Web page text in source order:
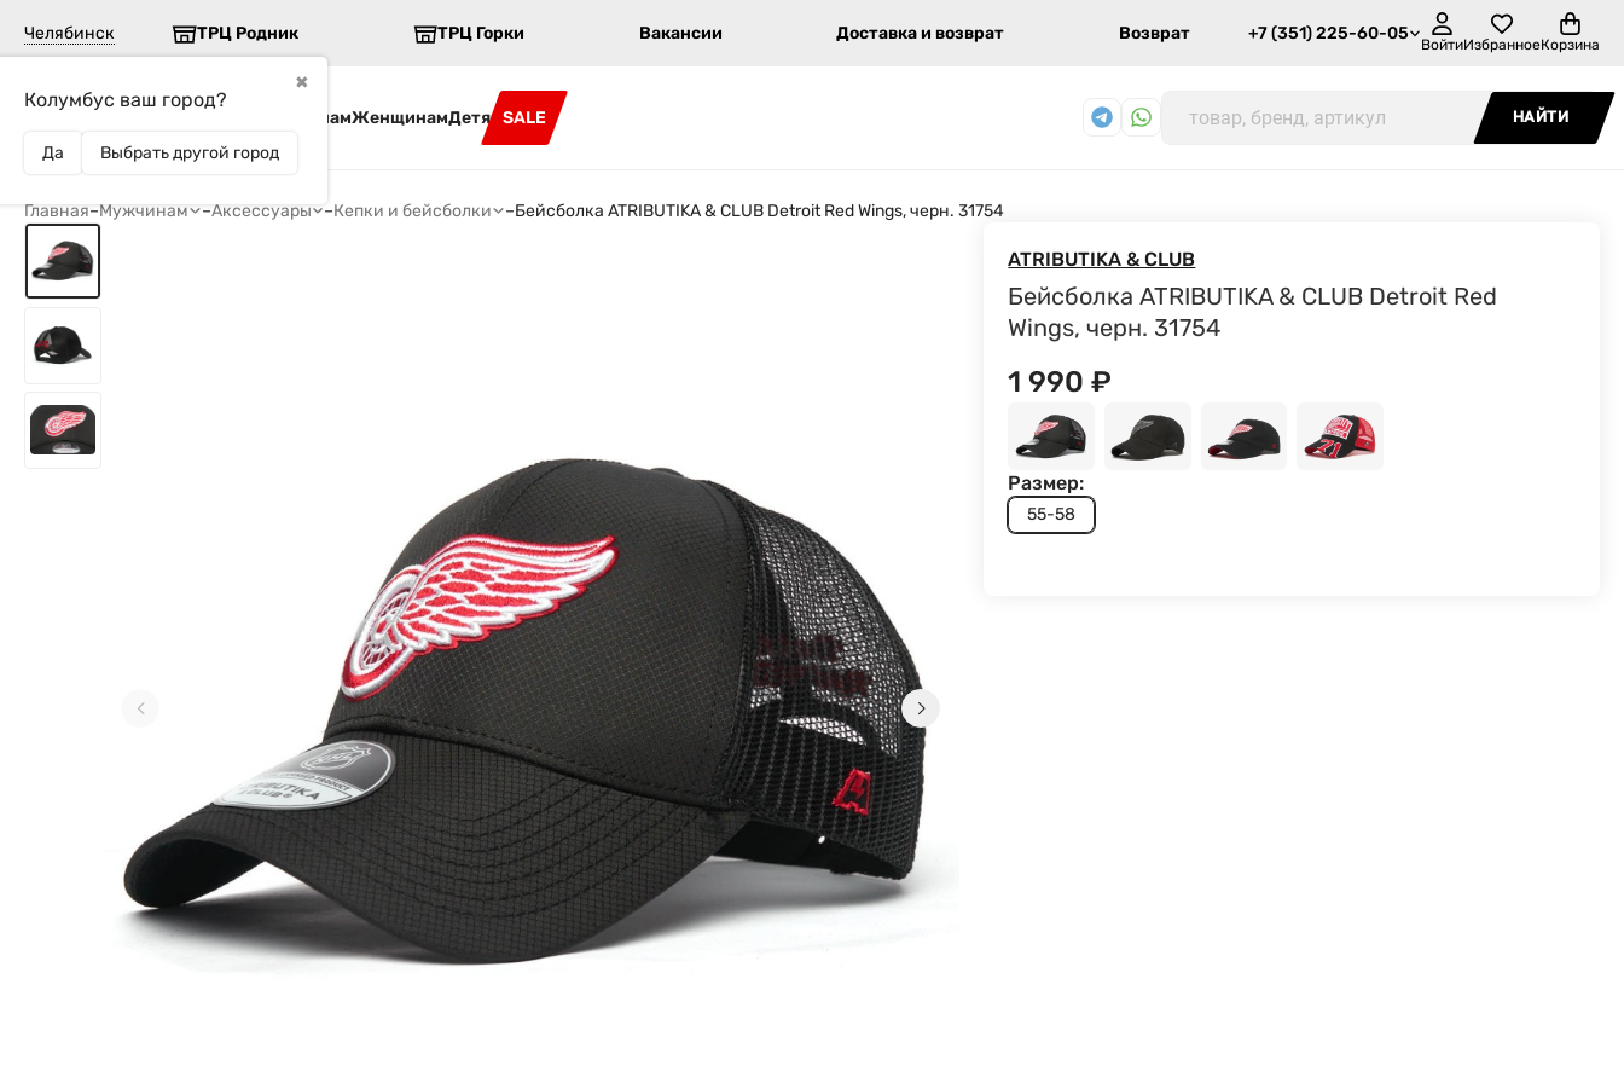
Челябинск
✖
Колумбус ваш город?
Да Выбрать другой город
ТРЦ Родник ТРЦ Горки Вакансии Доставка и возврат Возврат +7 (351) 225-60-05
ВойтиИзбранноеКорзина
МужчинамЖенщинамДетям SALE НАЙТИ
Главная–Мужчинам –Аксессуары –Кепки и бейсболки –Бейсболка ATRIBUTIKA & CLUB Detroit Red Wings, черн. 31754
ATRIBUTIKA & CLUB
Бейсболка ATRIBUTIKA & CLUB Detroit Red
Wings, черн. 31754
1 990₽
55-58
Размер: